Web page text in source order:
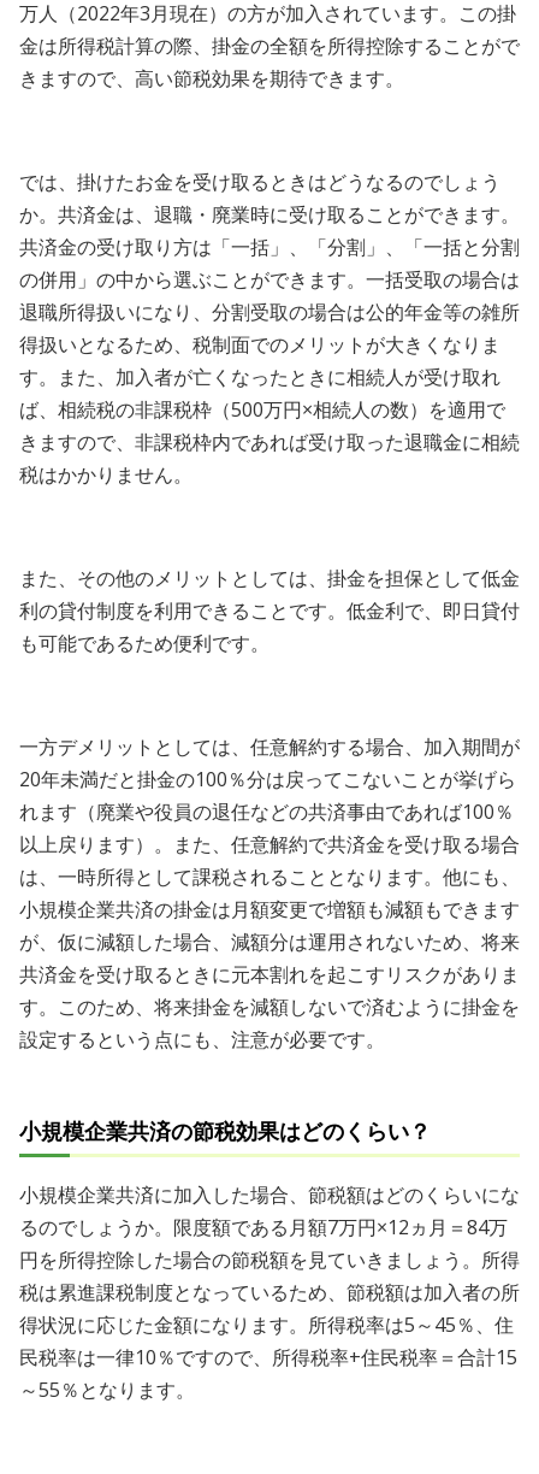
万人（2022年3月現在）の方が加入されています。この掛
金は所得税計算の際、掛金の全額を所得控除することがで
きますので、高い節税効果を期待できます。
では、掛けたお金を受け取るときはどうなるのでしょう
か。共済金は、退職・廃業時に受け取ることができます。
共済金の受け取り方は「一括」、「分割」、「一括と分割
の併用」の中から選ぶことができます。一括受取の場合は
退職所得扱いになり、分割受取の場合は公的年金等の雑所
得扱いとなるため、税制面でのメリットが大きくなりま
す。また、加入者が亡くなったときに相続人が受け取れ
ば、相続税の非課税枠（500万円×相続人の数）を適用で
きますので、非課税枠内であれば受け取った退職金に相続
税はかかりません。
また、その他のメリットとしては、掛金を担保として低金
利の貸付制度を利用できることです。低金利で、即日貸付
も可能であるため便利です。
一方デメリットとしては、任意解約する場合、加入期間が
20年未満だと掛金の100％分は戻ってこないことが挙げら
れます（廃業や役員の退任などの共済事由であれば100％
以上戻ります）。また、任意解約で共済金を受け取る場合
は、一時所得として課税されることとなります。他にも、
小規模企業共済の掛金は月額変更で増額も減額もできます
が、仮に減額した場合、減額分は運用されないため、将来
共済金を受け取るときに元本割れを起こすリスクがありま
す。このため、将来掛金を減額しないで済むように掛金を
設定するという点にも、注意が必要です。
小規模企業共済の節税効果はどのくらい？
小規模企業共済に加入した場合、節税額はどのくらいにな
るのでしょうか。限度額である月額7万円×12ヵ月＝84万
円を所得控除した場合の節税額を見ていきましょう。所得
税は累進課税制度となっているため、節税額は加入者の所
得状況に応じた金額になります。所得税率は5～45％、住
民税率は一律10％ですので、所得税率+住民税率＝合計15
～55％となります。